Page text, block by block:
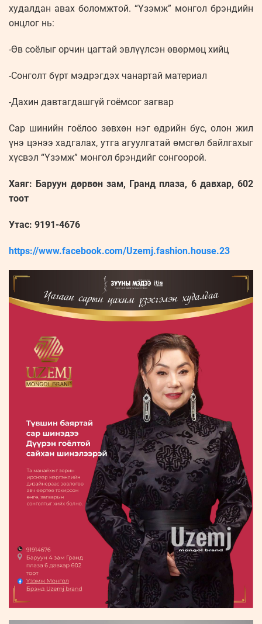
худалдан авах боломжтой. “Үзэмж” монгол брэндийн
онцлог нь:
-Өв соёлыг орчин цагтай эвлүүлсэн өвөрмөц хийц
-Сонголт бүрт мэдрэгдэх чанартай материал
-Дахин давтагдашгүй гоёмсог загвар
Сар шинийн гоёлоо зөвхөн нэг өдрийн бус, олон жил
үнэ цэнээ хадгалах, утга агуулгатай өмсгөл байлгахыг
хүсвэл “Үзэмж” монгол брэндийг сонгоорой.
Хаяг: Баруун дөрвөн зам, Гранд плаза, 6 давхар, 602
тоот
Утас: 9191-4676
https://www.facebook.com/Uzemj.fashion.house.23